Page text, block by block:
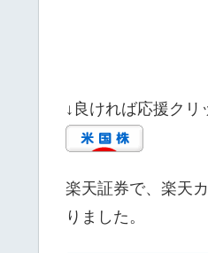
↓良ければ応援クリ
楽天証券で、楽天
りました。